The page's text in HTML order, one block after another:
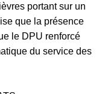
portant sur un
que la présence
le DPU renforcé
du service des